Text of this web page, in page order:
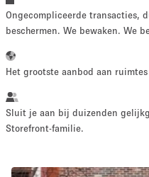
100 sq ft
~ 13 mensen
Ongecompliceerde transacties,
beschermen. We bewaken. We
Het grootste aanbod aan
Sluit je aan bij duizenden
Storefront-familie.